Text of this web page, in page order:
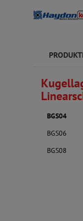
BGS04
BGS06
BGS08